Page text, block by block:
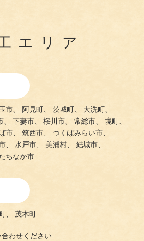
エリア
市、 阿見町、 茨城町、
大洗町、
下妻市、 桜川市、 常総市、
境町、
市、 筑西市、
つくばみらい市、
、 水戸市、 美浦村、
結城市、
ちなか市
、 茂木町
わせください